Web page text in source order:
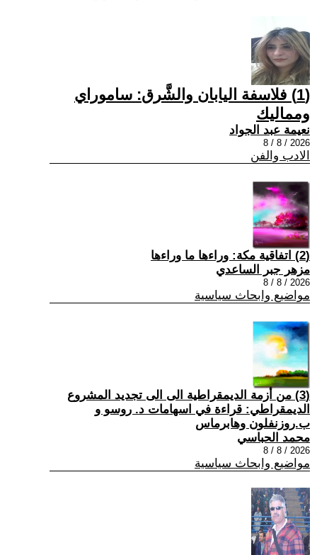
(1) فلاسفة اليابان والشَّرق: ساموراي
ومماليك
نعيمة عبد الجواد
2026 / 8 / 8
الادب والفن
(2) اتفاقية مكة: وراءها ما وراءها
مزهر جبر الساعدي
2026 / 8 / 8
مواضيع وابحاث سياسية
(3) من أزمة الديمقراطية الى الى تجديد المشروع
الديمقراطي: قراءة في اسهامات د. روسو و
ب.روزنفلون وهابرماس
محمد الحباسي
2026 / 8 / 8
مواضيع وابحاث سياسية